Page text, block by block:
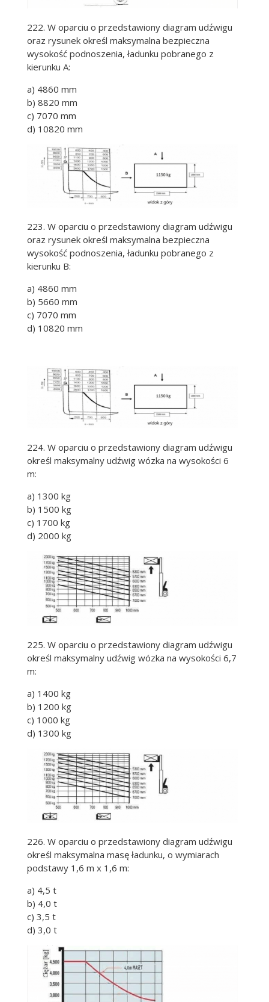
222. W oparciu o przedstawiony diagram udźwigu
oraz rysunek określ maksymalna bezpieczna
wysokość podnoszenia, ładunku pobranego z
kierunku A:
a) 4860 mm
b) 8820 mm
c) 7070 mm
d) 10820 mm
223. W oparciu o przedstawiony diagram udźwigu
oraz rysunek określ maksymalna bezpieczna
wysokość podnoszenia, ładunku pobranego z
kierunku B:
a) 4860 mm
b) 5660 mm
c) 7070 mm
d) 10820 mm
224. W oparciu o przedstawiony diagram udźwigu
określ maksymalny udźwig wózka na wysokości 6
m:
a) 1300 kg
b) 1500 kg
c) 1700 kg
d) 2000 kg
225. W oparciu o przedstawiony diagram udźwigu
określ maksymalny udźwig wózka na wysokości 6,7
m:
a) 1400 kg
b) 1200 kg
c) 1000 kg
d) 1300 kg
226. W oparciu o przedstawiony diagram udźwigu
określ maksymalna masę ładunku, o wymiarach
podstawy 1,6 m x 1,6 m:
a) 4,5 t
b) 4,0 t
c) 3,5 t
d) 3,0 t